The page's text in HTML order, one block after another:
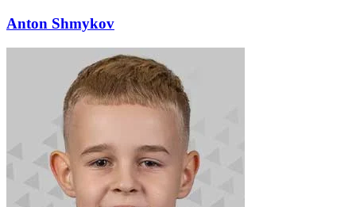
Anton Shmykov